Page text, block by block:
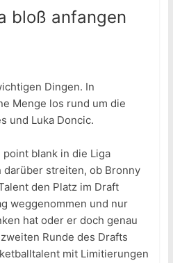
bloß anfangen
Dingen. In
Menge los rund um die
und Luka Doncic.
blank in die Liga
darüber streiten, ob Bronny
den Platz im Draft
weggenommen und nur
hat oder er doch genau
Runde des Drafts
mit Limitierungen